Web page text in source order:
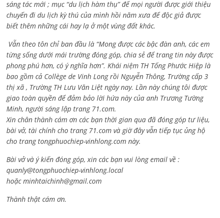
sáng tác mới ; mục “du lịch hàm thụ” để mọi người được giới thiệu
chuyến đi du lịch kỳ thú của mình hồi năm xưa để độc giả được
biết thêm những cái hay lạ ở một vùng đất khác.
Vẫn theo tôn chỉ ban đầu là “Mong được các bậc đàn anh, các em
từng sống dưới mái trường đóng góp, chia sẻ để trang tin này được
phong phú hơn, có ý nghĩa hơn”. Khái niệm TH Tống Phước Hiệp là
bao gồm cả Collège de Vinh Long rồi Nguyễn Thông, Trường cấp 3
thị xã , Trường TH Lưu Văn Liệt ngày nay. Lần này chúng tôi được
giao toàn quyền để đảm bảo lời hứa này của anh Trương Tường
Minh, người sáng lập trang 71.com.
Xin chân thành cám ơn các bạn thời gian qua đã đóng góp tư liệu,
bài vở, tài chính cho trang 71.com và giờ đây vẫn tiếp tục ủng hộ
cho trang tongphuochiep-vinhlong.com này.
Bài vở và ý kiến đóng góp, xin các bạn vui lòng email về :
quanly@tongphuochiep-vinhlong.local
hoặcminhtaichinh@gmail.com
Thành thật cám ơn.